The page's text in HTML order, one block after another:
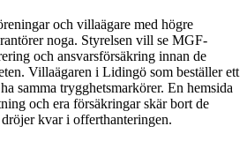
och villaägare med högre
noga. Styrelsen vill se MGF-
och ansvarsförsäkring innan de
Villaägaren i Lidingö som beställer ett
samma trygghetsmarkörer. En hemsida
och era försäkringar skär bort de
kvar i offerthanteringen.